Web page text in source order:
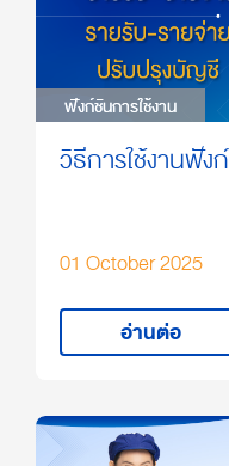
ฟังก์ชันการใช้งาน
ฟังก์ชันการใช้งาน
วิธีการใช้งานฟัง
01 October 2025
อ่านต่อ